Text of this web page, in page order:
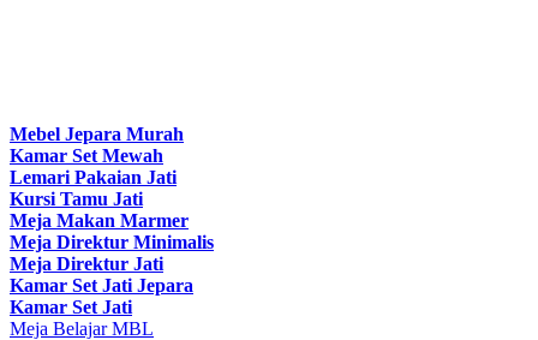
Mebel Jepara Murah
Kamar Set Mewah
Lemari Pakaian Jati
Kursi Tamu Jati
Meja Makan Marmer
Meja Direktur Minimalis
Meja Direktur Jati
Kamar Set Jati Jepara
Kamar Set Jati
Meja Belajar MBL